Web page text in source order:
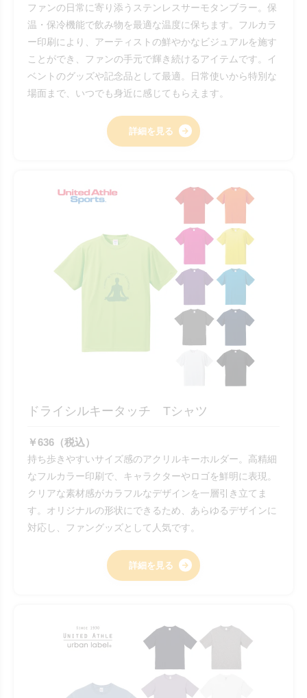
ファンの日常に寄り添うステンレスサーモタンブラー。保
温・保冷機能で飲み物を最適な温度に保ちます。フルカラ
ー印刷により、アーティストの鮮やかなビジュアルを施す
ことができ、ファンの手元で輝き続けるアイテムです。イ
ベントのグッズや記念品として最適。日常使いから特別な
場面まで、いつでも身近に感じてもらえます。
詳細を見る
ドライシルキータッチ Tシャツ
￥636（税込）
持ち歩きやすいサイズ感のアクリルキーホルダー。高精細
なフルカラー印刷で、キャラクターやロゴを鮮明に表現。
クリアな素材感がカラフルなデザインを一層引き立てま
す。オリジナルの形状にできるため、あらゆるデザインに
対応し、ファングッズとして人気です。
詳細を見る